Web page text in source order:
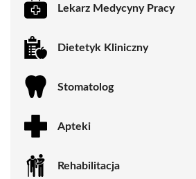
Lekarz Medycyny Pracy
Dietetyk Kliniczny
Stomatolog
Apteki
Rehabilitacja